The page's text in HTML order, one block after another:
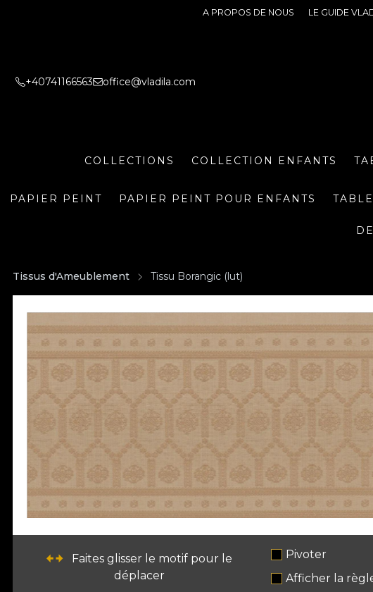
A PROPOS DE NOUS LE GUIDE
+40741166563 office@vladila.com
COLLECTIONS COLLECTION ENFANTS
PAPIER PEINT PAPIER PEINT POUR ENFANTS
Tissus d'Ameublement Tissu Borangic (lut)
Faites glisser le motif pour le
déplacer
Pivoter
Afficher la